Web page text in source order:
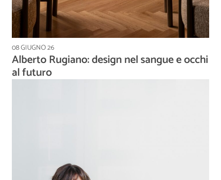
08 GIUGNO 26
Alberto Rugiano: design nel sangue e occhi
al futuro